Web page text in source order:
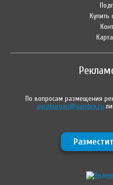
Купить
По вопросам размещения
agrokurgan@yandex.ru